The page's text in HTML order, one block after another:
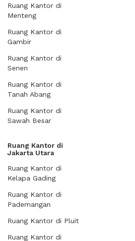
Ruang Kantor di
Menteng
Ruang Kantor di
Gambir
Ruang Kantor di
Senen
Ruang Kantor di
Tanah Abang
Ruang Kantor di
Sawah Besar
Ruang Kantor di
Jakarta Utara
Ruang Kantor di
Kelapa Gading
Ruang Kantor di
Pademangan
Ruang Kantor di Pluit
Ruang Kantor di